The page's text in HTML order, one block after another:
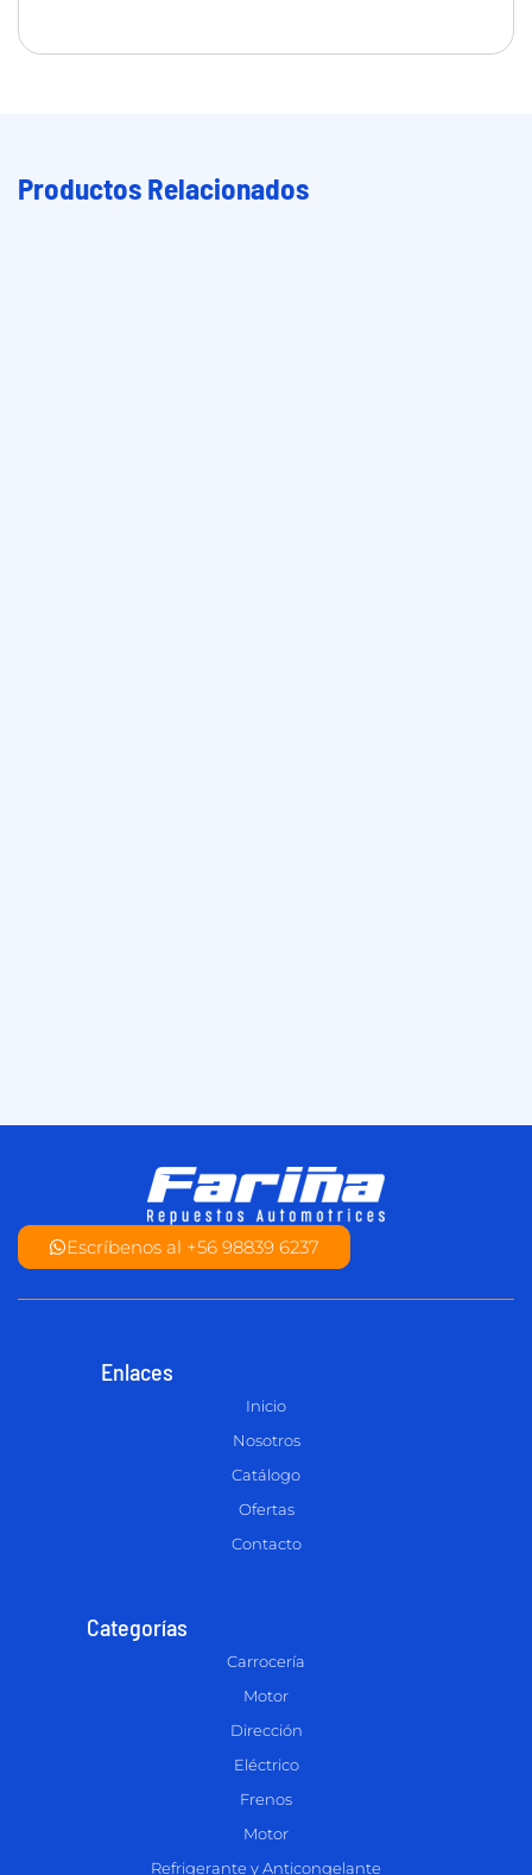
Productos Relacionados
Escríbenos al +56 98839 6237
Enlaces
Inicio
Nosotros
Catálogo
Ofertas
Contacto
Categorías
Carrocería
Motor
Dirección
Eléctrico
Frenos
Motor
Refrigerante y Anticongelante